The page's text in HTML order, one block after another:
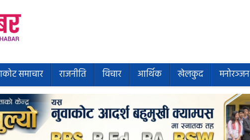
समाचार राजनीति विचार आर्थिक खेलकुद मनोरञ्जन